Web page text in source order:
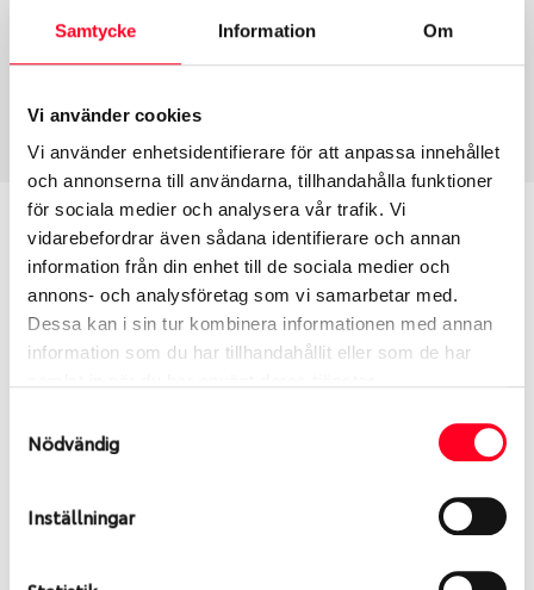
Samtycke Information Om
Vi använder cookies
Vi använder enhetsidentifierare för att anpassa innehållet
och annonserna till användarna, tillhandahålla funktioner
för sociala medier och analysera vår trafik. Vi
vidarebefordrar även sådana identifierare och annan
information från din enhet till de sociala medier och
annons- och analysföretag som vi samarbetar med.
Dessa kan i sin tur kombinera informationen med annan
information som du har tillhandahållit eller som de har
Nödvändig
Inställningar
Däcktyp
Vinter
Däckstorlek
225/45 R 18 95T
1769
Passar detta däck min bil?
Ange registreringsnummer för att se om det däck
du valt passar din bilmodell. Om du köper däck som
skall sättas på dina befintliga fälgar, se till att kolla
årens lopp och inte vara samma dimension som
bilen hade ut från fabrik.